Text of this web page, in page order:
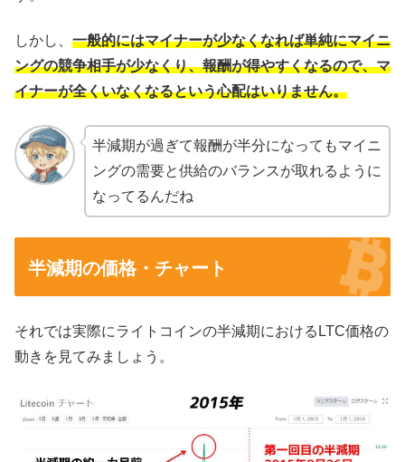
しかし、 一般的にはマイナーが少なくなれば単純にマイニ
ングの競争相手が少なくり、報酬が得やすくなるので、マ
イナーが全くいなくなるという心配はいりません。
半減期が過ぎて報酬が半分になってもマイニ
ングの需要と供給のバランスが取れるように
なってるんだね
半減期の価格・チャート
それでは実際にライトコインの半減期におけるLTC価格の
動きを見てみましょう。